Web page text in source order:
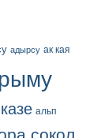
адырсу ак кая
альп